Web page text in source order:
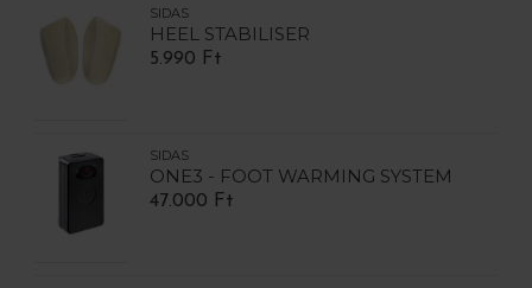
SIDAS
HEEL STABILISER
5.990 Ft
SIDAS
ONE3 - FOOT WARMING SYSTEM
47.000 Ft